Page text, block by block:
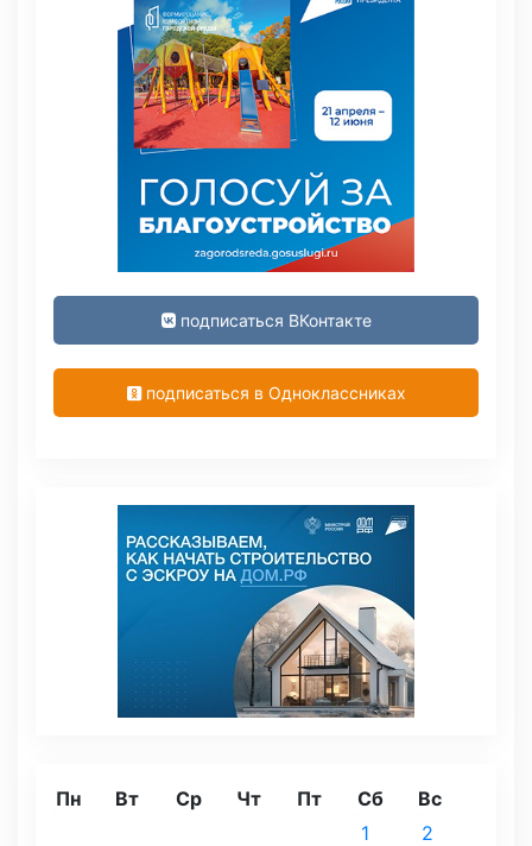
подписаться ВКонтакте
подписаться в Одноклассниках
Пн Вт Ср Чт Пт Сб Вс
1
2